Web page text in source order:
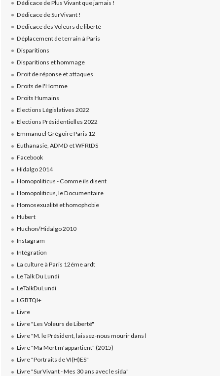
Dédicace de Plus Vivant que jamais !
Dédicace de SurVivant !
Dédicace des Voleurs de liberté
Déplacement de terrain à Paris
Disparitions
Disparitions et hommage
Droit de réponse et attaques
Droits de l'Homme
Droits Humains
Elections Législatives 2022
Elections Présidentielles 2022
Emmanuel Grégoire Paris 12
Euthanasie, ADMD et WFRtDS
Facebook
Hidalgo 2014
Homopoliticus - Comme ils disent
Homopoliticus, le Documentaire
Homosexualité et homophobie
Hubert
Huchon/Hidalgo 2010
Instagram
Intégration
La culture à Paris 12éme ardt
Le Talk Du Lundi
LeTalkDuLundi
LGBTQI+
Livre
Livre "Les Voleurs de Liberté"
Livre "M. le Président, laissez-nous mourir dans l
Livre "Ma Mort m'appartient" (2015)
Livre "Portraits de VI(H)ES"
Livre "SurVivant - Mes 30 ans avec le sida"